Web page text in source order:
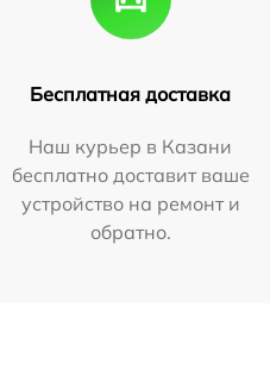
Бесплатная доставка
Наш курьер в Казани
бесплатно доставит ваше
устройство на ремонт и
обратно.